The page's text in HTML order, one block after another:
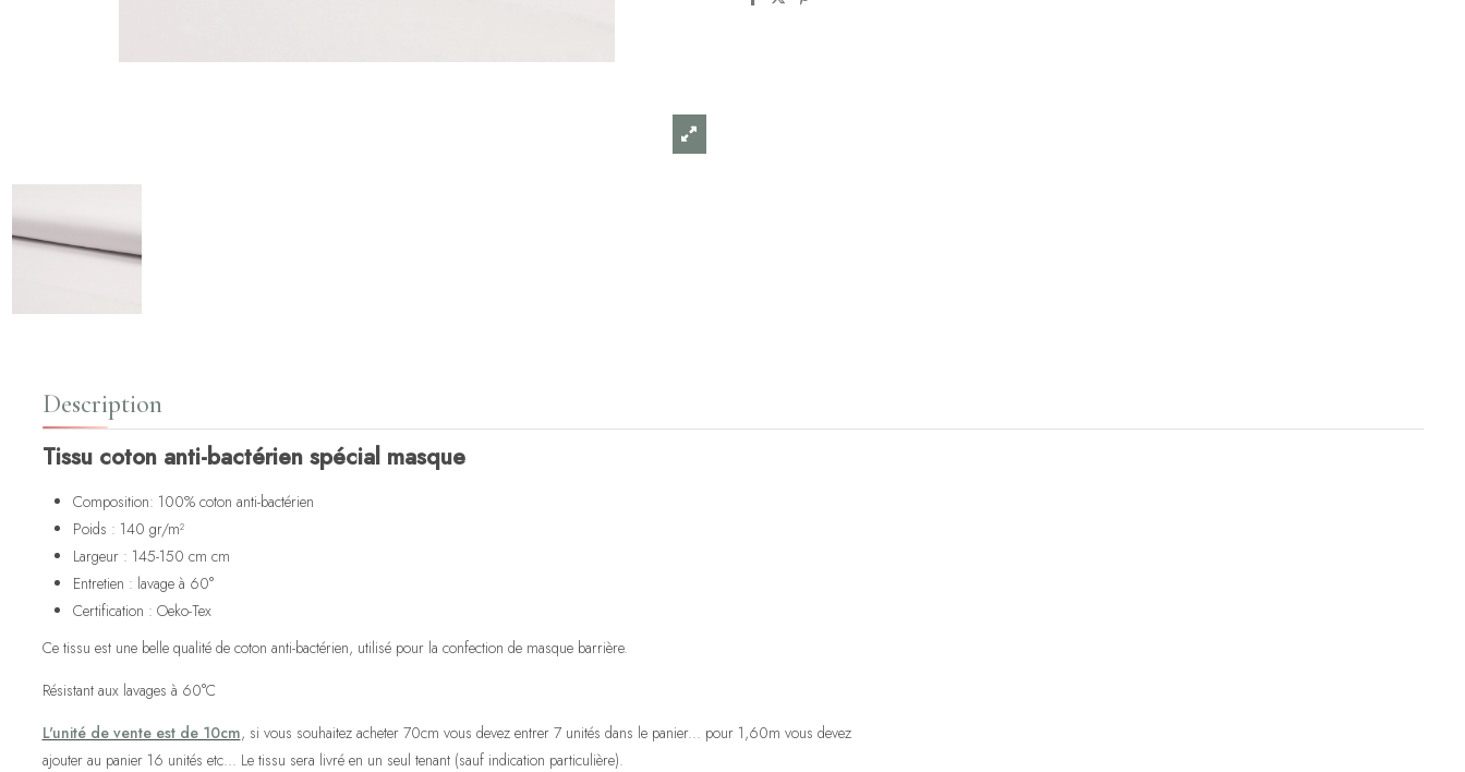
Description
Tissu coton anti-bactérien spécial masque
Composition: 100% coton anti-bactérien
Poids : 140 gr/m²
Largeur : 145-150 cm cm
Entretien : lavage à 60°
Certification : Oeko-Tex
Ce tissu est une belle qualité de coton anti-bactérien, utilisé pour la confection de masque barrière.
Résistant aux lavages à 60°C
L'unité de vente est de 10cm, si vous souhaitez acheter 70cm vous devez entrer 7 unités dans le panier... pour 1,60m vous devez
ajouter au panier 16 unités etc... Le tissu sera livré en un seul tenant (sauf indication particulière).